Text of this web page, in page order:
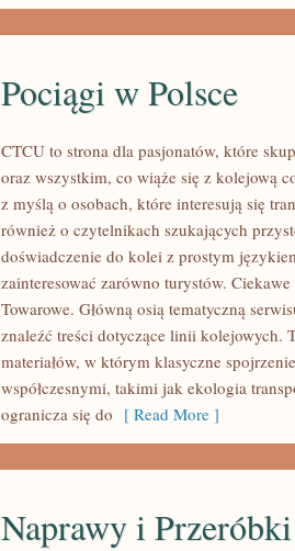
Pociągi w Polsce
CTCU to strona dla pasjonatów, które
oraz wszystkim, co wiąże się z kolejową
z myślą o osobach, które interesują się
również o czytelnikach szukających
doświadczenie do kolei z prostym
zainteresować zarówno turystów.
Towarowe. Główną osią tematyczną
znaleźć treści dotyczące linii kolejowych.
materiałów, w którym klasyczne
współczesnymi, takimi jak ekologia
ogranicza się do [ Read More ]
Naprawy i Przeróbki